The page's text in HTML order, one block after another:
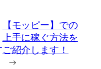
【モッピー】での
上手に稼ぐ方法を
ご紹介します！
→